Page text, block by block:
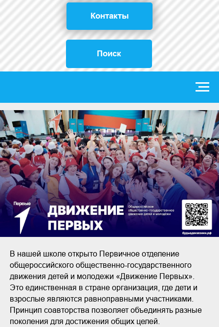
Поиск
Контакты
В нашей школе открыто Первичное отделение
общероссийского общественно-государственного
движения детей и молодежи «Движение Первых».
Это единственная в стране организация, где дети и
взрослые являются равноправными участниками.
Принцип соавторства позволяет объединять разные
поколения для достижения общих целей.